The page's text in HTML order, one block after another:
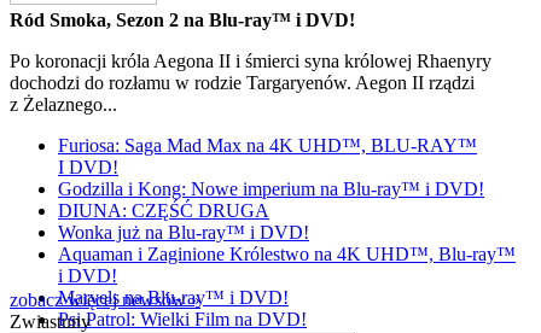
Ród Smoka, Sezon 2 na Blu-ray™ i DVD!
Po koronacji króla Aegona II i śmierci syna królowej Rhaenyry
dochodzi do rozłamu w rodzie Targaryenów. Aegon II rządzi
z Żelaznego...
Furiosa: Saga Mad Max na 4K UHD™, BLU-RAY™
I DVD!
Godzilla i Kong: Nowe imperium na Blu-ray™ i DVD!
DIUNA: CZĘŚĆ DRUGA
Wonka już na Blu-ray™ i DVD!
Aquaman i Zaginione Królestwo na 4K UHD™, Blu-ray™
i DVD!
Marvels na Blu-ray™ i DVD!
Psi Patrol: Wielki Film na DVD!
zobacz więcej newsów »
Zwiastuny